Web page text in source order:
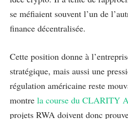
se méfiaient souvent l’un de
finance décentralisée.
Cette position donne à
stratégique, mais aussi une
régulation américaine reste
montre la course du CLARITY
projets RWA doivent donc